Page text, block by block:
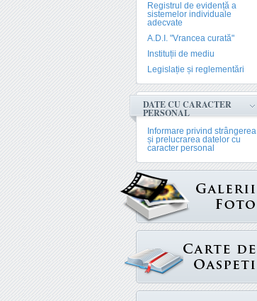
Registrul de evidență a
sistemelor individuale
adecvate
A.D.I. "Vrancea curată"
Instituții de mediu
Legislație și reglementări
DATE CU CARACTER
PERSONAL
Informare privind strângerea
și prelucrarea datelor cu
caracter personal